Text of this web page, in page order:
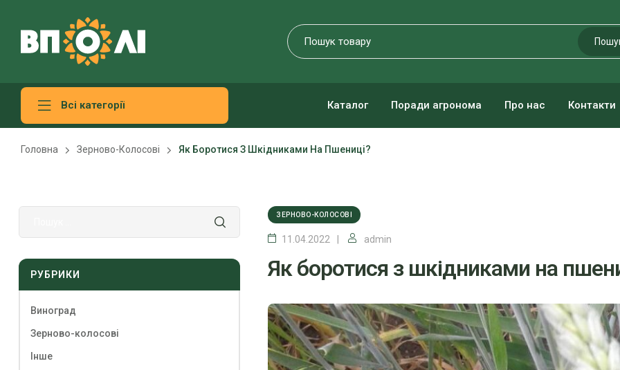
Всі категорії Каталог Поради агронома Про нас Контакти
Головна Зерново-Колосові Як Боротися З Шкідниками На Пшениці?
ЗЕРНОВО-КОЛОСОВІ
11.04.2022 admin
Як боротися з шкідниками на
РУБРИКИ
Виноград
Зерново-колосові
Інше